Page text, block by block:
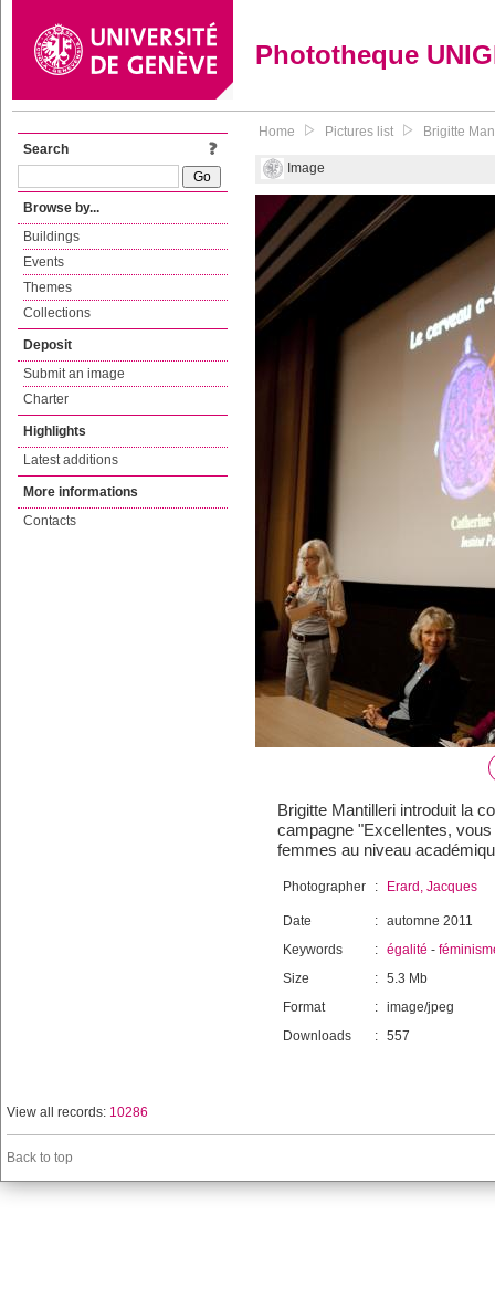
Phototheque
Search
Browse by...
Buildings
Events
Themes
Collections
Deposit
Submit an image
Charter
Highlights
Latest additions
More informations
Contacts
Home Pictures list Brigitte
Image
Brigitte Mantilleri introduit la
campagne "Excellentes,
femmes au niveau
Photographer : Erard, Jacques
Date : automne 2011
Keywords
: égalité -
Size
: 5.3 Mb
Format
: image/jpeg
Downloads
: 557
View all records: 10286
Back to top